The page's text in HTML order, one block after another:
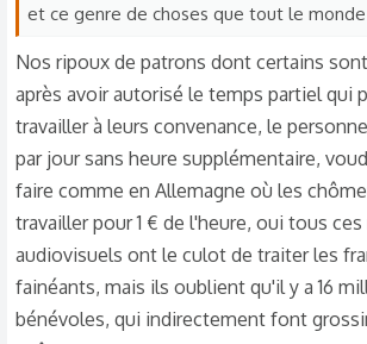
et ce genre de choses que tout le
Nos ripoux de patrons dont certains
après avoir autorisé le temps partiel qui
travailler à leurs convenance, le
par jour sans heure supplémentaire,
faire comme en Allemagne où les
travailler pour 1 € de l'heure, oui tous
audiovisuels ont le culot de traiter les
fainéants, mais ils oublient qu'il y a 16
bénévoles, qui indirectement font